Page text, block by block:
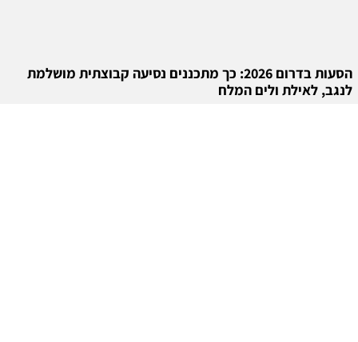
הסעות בדרום 2026: כך מתכננים נסיעה קבוצתית מושלמת
לנגב, לאילת ולים המלח